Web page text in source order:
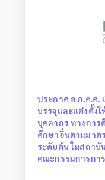
ประกาศ อ.ก.ค.ศ.
บรรจุและแต่งตั้ง
บุคลากร ทางการ
ศึกษาอื่นตามมาต
ระดับต้น ในสถาบั
คณะกรรมการกา